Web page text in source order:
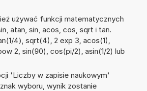
używać funkcji matematycznych
atan, sin, acos, cos, sqrt i tan.
4), sqrt(4), 2 exp 3, acos(1),
2, sin(90), cos(pi/2), asin(1/2) lub
'Liczby w zapisie naukowym'
wyboru, wynik zostanie